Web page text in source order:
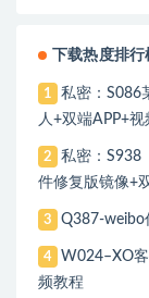
下载热度排行
1
私密：S086
人+双端APP+视
2
私密：S938
件修复版镜像+
3 Q387-weibo
4
W024–XO
频教程